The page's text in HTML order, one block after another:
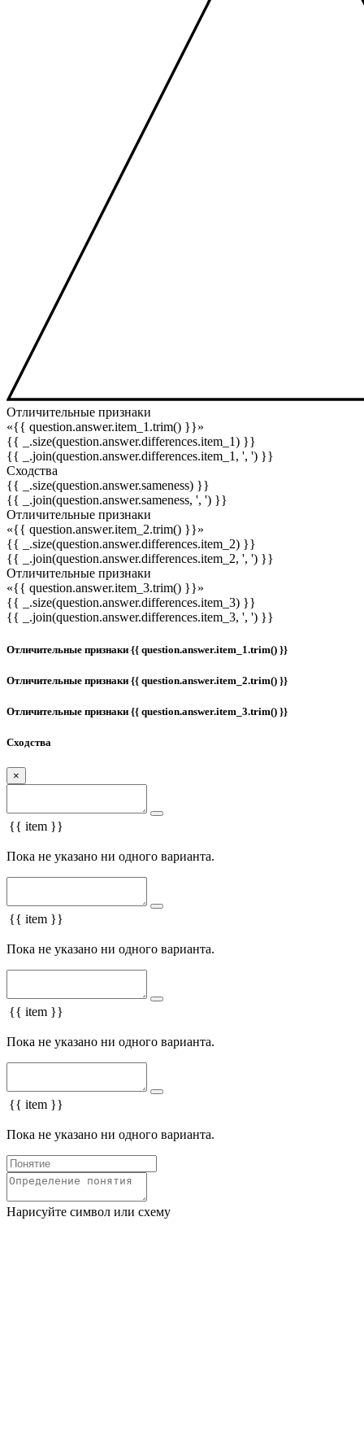
Отличительные признаки
«{{ question.answer.item_1.trim() }}»
{{ _.size(question.answer.differences.item_1) }}
{{ _.join(question.answer.differences.item_1, ', ') }}
Сходства
{{ _.size(question.answer.sameness) }}
{{ _.join(question.answer.sameness, ', ') }}
Отличительные признаки
«{{ question.answer.item_2.trim() }}»
{{ _.size(question.answer.differences.item_2) }}
{{ _.join(question.answer.differences.item_2, ', ') }}
Отличительные признаки
«{{ question.answer.item_3.trim() }}»
{{ _.size(question.answer.differences.item_3) }}
{{ _.join(question.answer.differences.item_3, ', ') }}
Отличительные признаки {{ question.answer.item_1.trim() }}
Отличительные признаки {{ question.answer.item_2.trim() }}
Отличительные признаки {{ question.answer.item_3.trim() }}
Сходства
×
{{ item }}
Пока не указано ни одного варианта.
{{ item }}
Пока не указано ни одного варианта.
{{ item }}
Пока не указано ни одного варианта.
{{ item }}
Пока не указано ни одного варианта.
Нарисуйте символ или схему